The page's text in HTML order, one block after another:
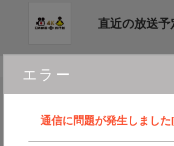
エラー
通信に問題が発生しまし
直近の放送